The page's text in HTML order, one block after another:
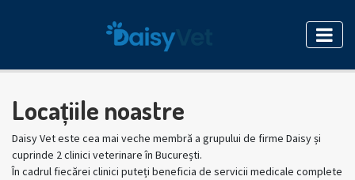
Locațiile noastre
Daisy Vet este cea mai veche membră a grupului de firme Daisy și
cuprinde 2 clinici veterinare în București.
În cadrul fiecărei clinici puteți beneficia de servicii medicale complete